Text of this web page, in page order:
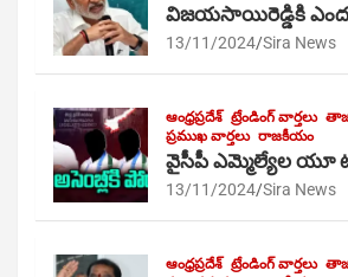
విజయసాయిరెడ్డికి
13/11/2024 Sira News
ఆంధ్రప్రదేశ్ ట్రేండింగ్ వార్తలు తాజా
ప్రముఖ వార్తలు రాజకీయం
వైసీపీ ఎమ్మెల్యేల యూ
13/11/2024 Sira News
ఆంధ్రప్రదేశ్ ట్రేండింగ్ వార్తలు తాజా